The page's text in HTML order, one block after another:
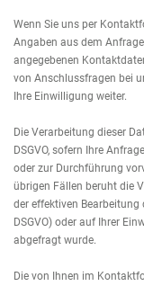
Wenn Sie uns per
Angaben aus dem
angegebenen
von Anschlussfragen bei
Ihre Einwilligung weiter.
Die Verarbeitung dieser
DSGVO, sofern Ihre
oder zur Durchführung
übrigen Fällen beruht die
der effektiven
DSGVO) oder auf Ihrer
abgefragt wurde.
Die von Ihnen im